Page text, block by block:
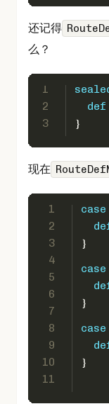
还记得
么？
1
2
3
def
}
现在
1
2
3
4
5
6
7
8
9
10
11
case
}
case
}
case
}